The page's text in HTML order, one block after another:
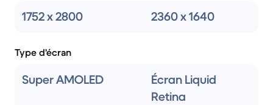
1752 x 2800 2360 x 1640
Type d'écran
Super AMOLED
Écran Liquid
Retina